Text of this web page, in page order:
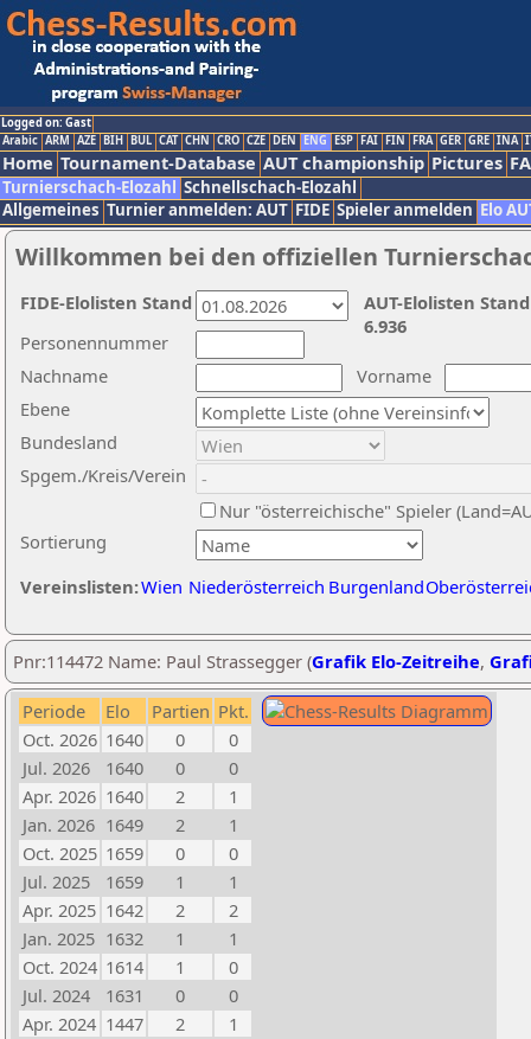
Logged on: Gast
Arabic ARM AZE BIH BUL CAT CHN CRO CZE DEN ENG ESP FAI FIN FRA GER GRE INA
Home Tournament-Database AUT championship Pictures
Turnierschach-Elozahl Schnellschach-Elozahl
Allgemeines Turnier anmelden: AUT FIDE Spieler anmelden Elo
Willkommen bei den offiziellen
Nachname
Vorname
Ebene
Sortierung
Personennummer
Bundesland
Spgem./Kreis/Verein
Nur "österreichische" Spieler
Vereinslisten:Wien Niederösterreich Burgenland
AUT-Elolisten
6.936
FIDE-Elolisten Stand
Pnr:114472 Name: Paul Strassegger (Grafik Elo-Zeitreihe,
Periode Elo Partien Pkt.
Oct. 2026 1640 0
0
Jul. 2026
1640 0
0
Apr. 2026 1640 2
1
Jan. 2026 1649 2
1
Oct. 2025 1659 0
0
Jul. 2025
1659 1
1
Apr. 2025 1642 2
2
Jan. 2025 1632 1
1
Oct. 2024 1614 1
0
Jul. 2024
1631 0
0
Apr. 2024 1447 2
1